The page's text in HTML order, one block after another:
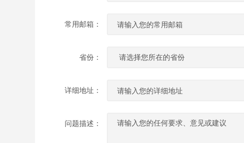
常用邮箱：
省份：
详细地址：
问题描述：